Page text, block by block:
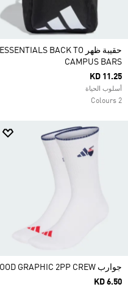
حقيبة ظهر ESSENTIALS BACK TO
CAMPUS BARS
KD 11.25
أسلوب الحياة
2 Colours
جوارب FOOD GRAPHIC 2PP CREW
KD 6.50